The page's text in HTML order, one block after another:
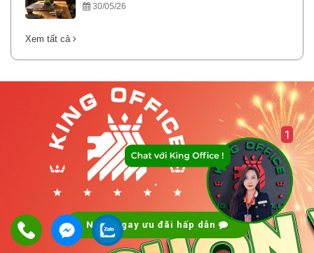
30/05/26
Xem tất cả
.
.
Nhận ngay ưu đãi hấp dẫn
1